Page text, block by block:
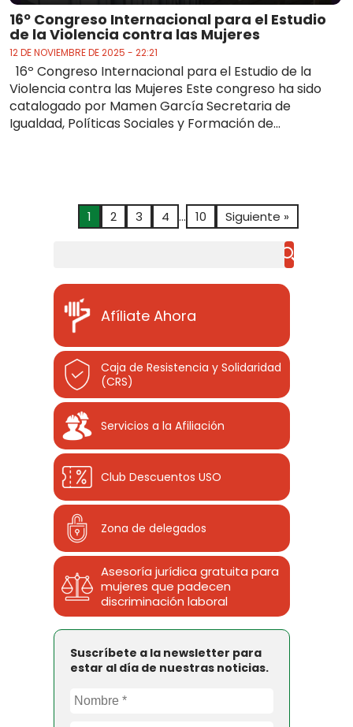
16º Congreso Internacional para el Estudio
de la Violencia contra las Mujeres
12 DE NOVIEMBRE DE 2025 - 22:21
16º Congreso Internacional para el Estudio de la
Violencia contra las Mujeres Este congreso ha sido
catalogado por Mamen García Secretaria de
Igualdad, Políticas Sociales y Formación de...
1 2 3 4 … 10 Siguiente »
Afíliate Ahora
Caja de Resistencia y Solidaridad
(CRS)
Servicios a la Afiliación
Club Descuentos USO
Zona de delegados
Asesoría jurídica gratuita para
mujeres que padecen
discriminación laboral
Suscríbete a la newsletter para
estar al día de nuestras noticias.